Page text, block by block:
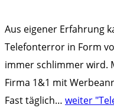
Aus eigener Erfahrung
Telefonterror in Form
immer schlimmer wird.
Firma 1&1 mit
Fast täglich… weiter